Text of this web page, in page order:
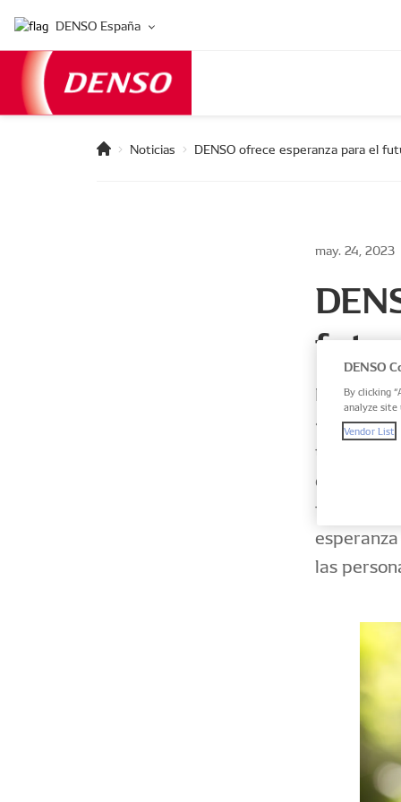
DENSO España
Noticias DENSO ofrece esperanza para el
may. 24, 2023
«Invertir
tiempo,
otros
las
DENSO
By clicking
analyze site
Vendor List